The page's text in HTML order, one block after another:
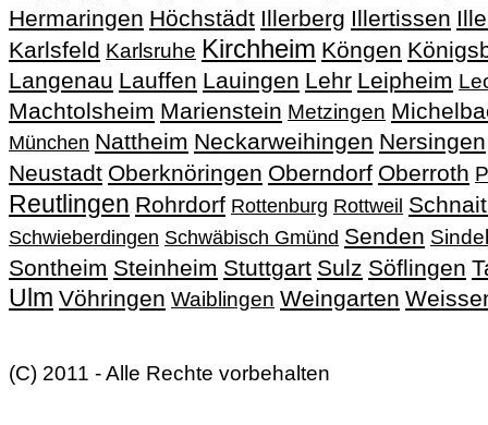
Hermaringen Höchstädt Illerberg Illertissen
Karlsfeld Karlsruhe Kirchheim Köngen
Langenau Lauffen Lauingen Lehr Leipheim
Machtolsheim Marienstein Metzingen
München Nattheim Neckarweihingen Nersingen
Neustadt Oberknöringen Oberndorf Oberroth
Reutlingen Rohrdorf Rottenburg Rottweil
Schwieberdingen Schwäbisch Gmünd Senden
Sontheim Steinheim Stuttgart Sulz Söflingen
Ulm Vöhringen Waiblingen Weingarten
(C) 2011 - Alle Rechte vorbehalten